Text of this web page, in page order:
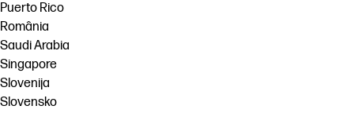
Puerto Rico
România
Saudi Arabia
Singapore
Slovenija
Slovensko